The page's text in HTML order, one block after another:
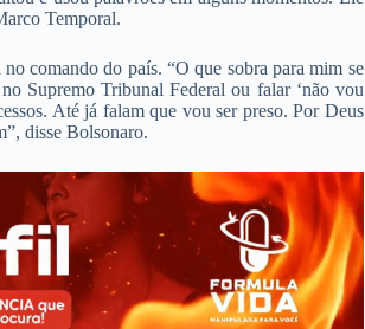
Temporal.
comando do país. “O que sobra para mim se
Supremo Tribunal Federal ou falar ‘não vou
Até já falam que vou ser preso. Por Deus
disse Bolsonaro.